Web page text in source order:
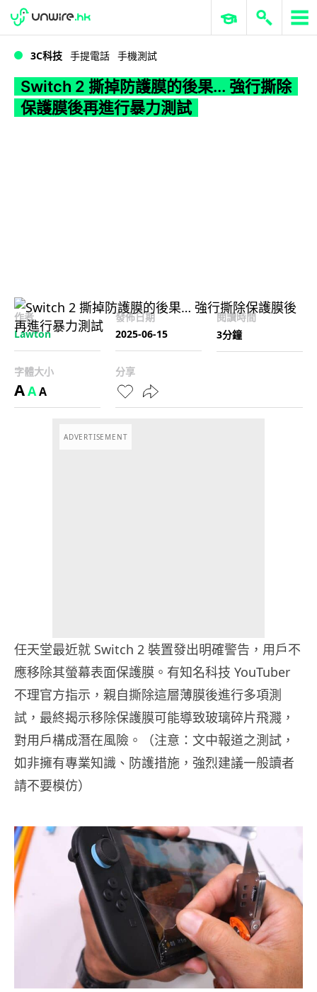
WWDC 2026 ERP 與商業 AI
3C科技 手提電話 手機測試
Switch 2 撕掉防護膜的後果... 強行撕除
保護膜後再進行暴力測試
作者
Lawton
發佈日期
2025-06-15
閱讀時間
3分鐘
字體大小
AAA
分享
ADVERTISEMENT
任天堂最近就 Switch 2 裝置發出明確警告，用戶不
應移除其螢幕表面保護膜。有知名科技 YouTuber
不理官方指示，親自撕除這層薄膜後進行多項測
試，最終揭示移除保護膜可能導致玻璃碎片飛濺，
對用戶構成潛在風險。（注意：文中報道之測試，
如非擁有專業知識、防護措施，強烈建議一般讀者
請不要模仿）